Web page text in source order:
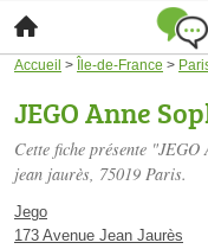
Accueil > Île-de-France >
JEGO Anne
Cette fiche présente
jean jaurès, 75019 Paris.
Jego
173 Avenue Jean Jaurès